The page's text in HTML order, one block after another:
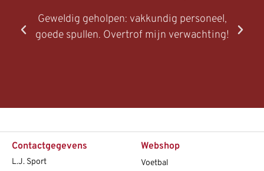
Geweldig geholpen: vakkundig personeel,
goede spullen. Overtrof mijn verwachting!
Contactgegevens
L.J. Sport
Webshop
Voetbal